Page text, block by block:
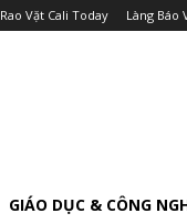
Rao Vặt Cali Today Làng Báo
GIÁO DỤC & CÔNG